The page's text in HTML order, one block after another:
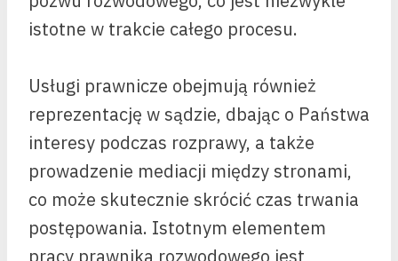
istotne w trakcie całego procesu.
Usługi prawnicze obejmują również
reprezentację w sądzie, dbając o Państwa
interesy podczas rozprawy, a także
prowadzenie mediacji między stronami,
co może skutecznie skrócić czas trwania
postępowania. Istotnym elementem